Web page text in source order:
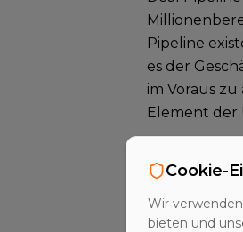
Pipeline
es der
im Voraus
Element
Die
Eine
Journey)
Cookie-
Wir
bieten und